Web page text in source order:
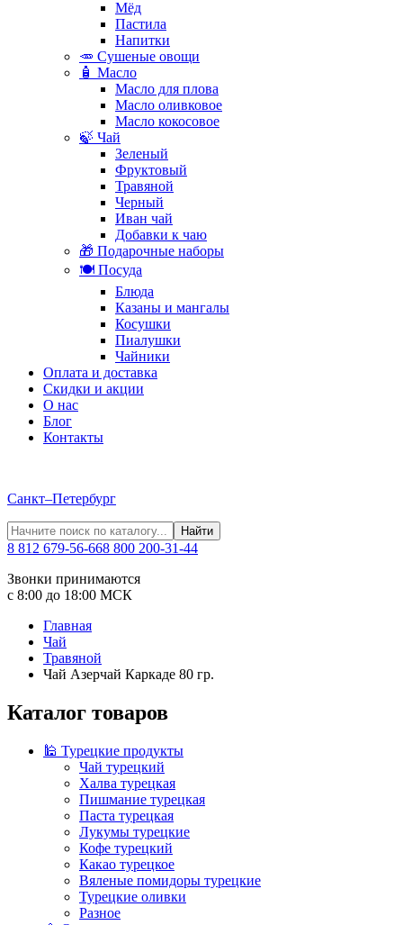
Мёд
Пастила
Напитки
🥕 Сушеные овощи
🧴 Масло
Масло для плова
Масло оливковое
Масло кокосовое
🍃 Чай
Зеленый
Фруктовый
Травяной
Черный
Иван чай
Добавки к чаю
🎁 Подарочные наборы
🍽️ Посуда
Блюда
Казаны и мангалы
Косушки
Пиалушки
Чайники
Оплата и доставка
Скидки и акции
О нас
Блог
Контакты
Санкт–Петербург
Найти
8 812 679-56-668 800 200-31-44
Звонки принимаются
с 8:00 до 18:00 МСК
Главная
Чай
Травяной
Чай Азерчай Каркаде 80 гр.
Каталог товаров
🕌 Турецкие продукты
Чай турецкий
Халва турецкая
Пишмание турецкая
Паста турецкая
Лукумы турецкие
Кофе турецкий
Какао турецкое
Вяленые помидоры турецкие
Турецкие оливки
Разное